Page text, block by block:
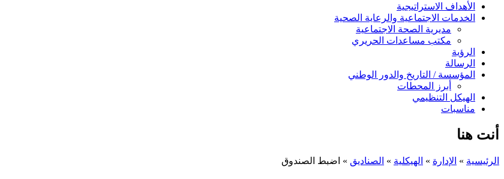
الأهداف الاستراتيجية
الخدمات الاجتماعية والرعاية الصحية
مديرية الصحة الاجتماعية
مكتب مساعدات الحريري
الرؤية
الرسالة
المؤسسة / التاريخ والدور الوطني
أبرز المحطات
الهيكل التنظيمي
مناسبات
أنت هنا
الرئيسية » الإدارة » الهيكلية » الصناديق » اضبط الصندوق